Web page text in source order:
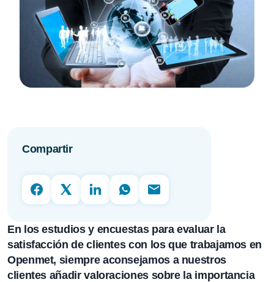
Compartir
En los estudios y encuestas para evaluar la
satisfacción de clientes con los que trabajamos en
Openmet, siempre aconsejamos a nuestros
clientes añadir valoraciones sobre la importancia